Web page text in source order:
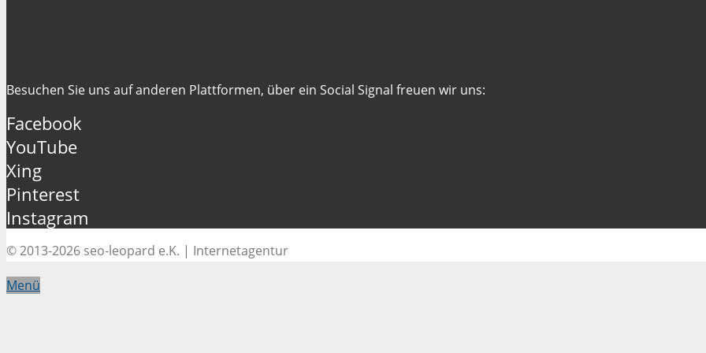
Besuchen Sie uns auf anderen Plattformen, über ein Social Signal freuen wir uns:
Facebook
YouTube
Xing
Pinterest
Instagram
© 2013-2026 seo-leopard e.K. | Internetagentur
Menü